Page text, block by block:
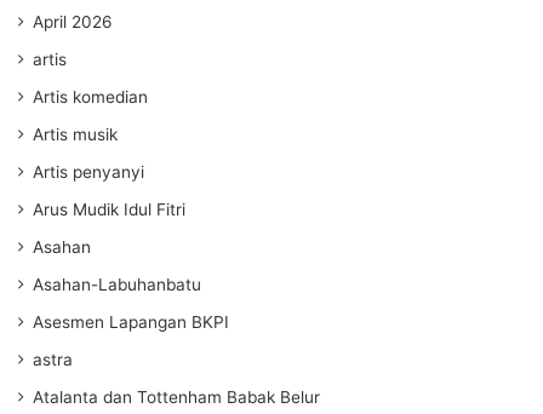
April 2026
artis
Artis komedian
Artis musik
Artis penyanyi
Arus Mudik Idul Fitri
Asahan
Asahan-Labuhanbatu
Asesmen Lapangan BKPI
astra
Atalanta dan Tottenham Babak Belur